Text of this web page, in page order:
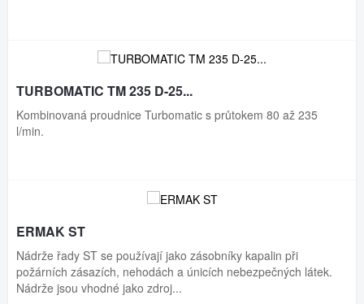
TURBOMATIC TM 235 D-25...
Kombinovaná proudnice Turbomatic s průtokem 80 až 235
l/min.
ERMAK ST
Nádrže řady ST se používají jako zásobníky kapalin při
požárních zásazích, nehodách a únicích nebezpečných látek.
Nádrže jsou vhodné jako zdroj...